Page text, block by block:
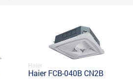
Haier
Haier FCB-040B CN2B